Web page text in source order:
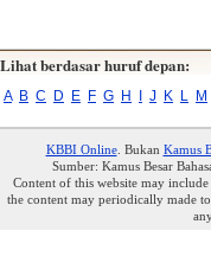
Lihat berdasar huruf depan:
A B C D E F G H I J K L M
KBBI Online. Bukan Kamus
Sumber: Kamus Besar
Content of this website may
the content may periodically made